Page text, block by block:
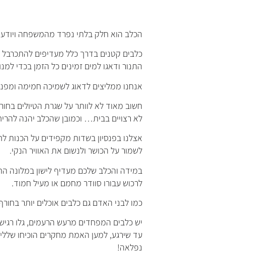
הכלב הוא חלק בלתי נפרד מהמשפחה ויודע
כלבים קטנים בדרך כלל מעדיפים
התנור ודאגו למים זמינים כל הזמן בכדי
אנחנו ממליצים לדאוג לשמיכה חמימה
חשוב מאוד לא לוותר על שגרת הטיולים
לא רצויים בבית… וכמובן שהכלב יהנה
אצלנו בפנסיון בשדות מקפידים על הכנות
לשמור על הכושר ולנשום את האוויר הנקי.
במידה והכלב שלכם מעדיף לישון במלונה
לרכוש עבורו סוודר מחמם או מעיל חמוד.
כמו לבני האדם גם כלבים אוכלים יותר
יש כלבים המפחדים מרעש הרעמים, גלו
עד שירגע, למען האמת מחקרים הוכיחו
נפלאה!